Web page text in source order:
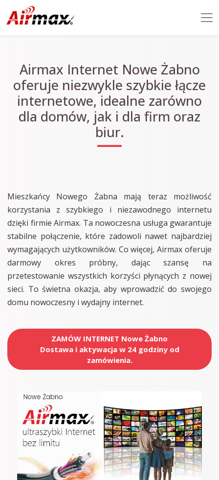
Airmax Internet Nowe Żabno
oferuje niezwykle szybkie łącze
internetowe, idealne zarówno
dla domów, jak i dla firm oraz
biur.
Mieszkańcy Nowego Żabna mają teraz możliwość
korzystania z szybkiego i niezawodnego internetu
dzięki firmie Airmax. Ta nowoczesna usługa gwarantuje
stabilne połączenie, które zadowoli nawet najbardziej
wymagających użytkowników. Co więcej, Airmax oferuje
darmowy okres próbny, dając szansę na
przetestowanie wszystkich korzyści płynących z nowej
sieci. To świetna okazja, aby wprowadzić do swojego
domu nowoczesny i wydajny internet.
ZAMÓW INTERNET Nowe Żabno
Dostawa i aktywacja w 24 godziny od
zamówienia.